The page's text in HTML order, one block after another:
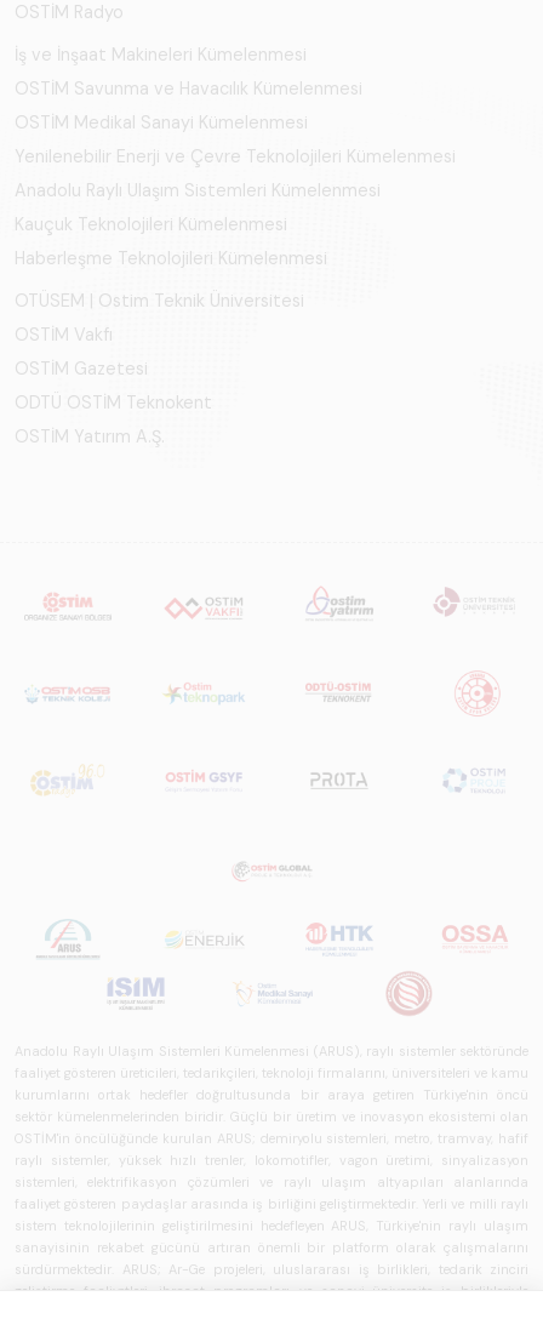
OSTİM Radyo
İş ve İnşaat Makineleri Kümelenmesi
OSTİM Savunma ve Havacılık Kümelenmesi
OSTİM Medikal Sanayi Kümelenmesi
Yenilenebilir Enerji ve Çevre Teknolojileri Kümelenmesi
Anadolu Raylı Ulaşım Sistemleri Kümelenmesi
Kauçuk Teknolojileri Kümelenmesi
Haberleşme Teknolojileri Kümelenmesi
OTÜSEM | Ostim Teknik Üniversitesi
OSTİM Vakfı
OSTİM Gazetesi
ODTÜ OSTİM Teknokent
OSTİM Yatırım A.Ş.
Anadolu Raylı Ulaşım Sistemleri Kümelenmesi (ARUS), raylı sistemler sektöründe
faaliyet gösteren üreticileri, tedarikçileri, teknoloji firmalarını, üniversiteleri ve kamu
kurumlarını ortak hedefler doğrultusunda bir araya getiren Türkiye'nin öncü
sektör kümelenmelerinden biridir. Güçlü bir üretim ve inovasyon ekosistemi olan
OSTİM'in öncülüğünde kurulan ARUS; demiryolu sistemleri, metro, tramvay, hafif
raylı sistemler, yüksek hızlı trenler, lokomotifler, vagon üretimi, sinyalizasyon
sistemleri, elektrifikasyon çözümleri ve raylı ulaşım altyapıları alanlarında
faaliyet gösteren paydaşlar arasında iş birliğini geliştirmektedir. Yerli ve milli raylı
sistem teknolojilerinin geliştirilmesini hedefleyen ARUS, Türkiye'nin raylı ulaşım
sanayisinin rekabet gücünü artıran önemli bir platform olarak çalışmalarını
sürdürmektedir. ARUS; Ar-Ge projeleri, uluslararası iş birlikleri, tedarik zinciri
geliştirme faaliyetleri, ihracat programları ve sanayi-üniversite iş birlikleriyle